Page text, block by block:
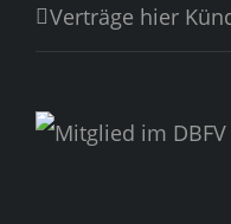
Verträge hier